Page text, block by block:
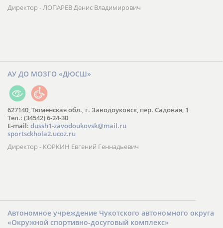
Директор - ЛОПАРЕВ Денис Владимирович
АУ ДО МОЗГО «ДЮСШ»
627140, Тюменская обл., г. Заводоуковск, пер. Садовая, 1
Тел.: (34542) 6-24-30
​E-mail: dussh1-zavodoukovsk@mail.ru
sportsckhola2.ucoz.ru
Директор - КОРКИН Евгений Геннадьевич
Автономное учреждение Чукотского автономного округа
«Окружной спортивно-досуговый комплекс»